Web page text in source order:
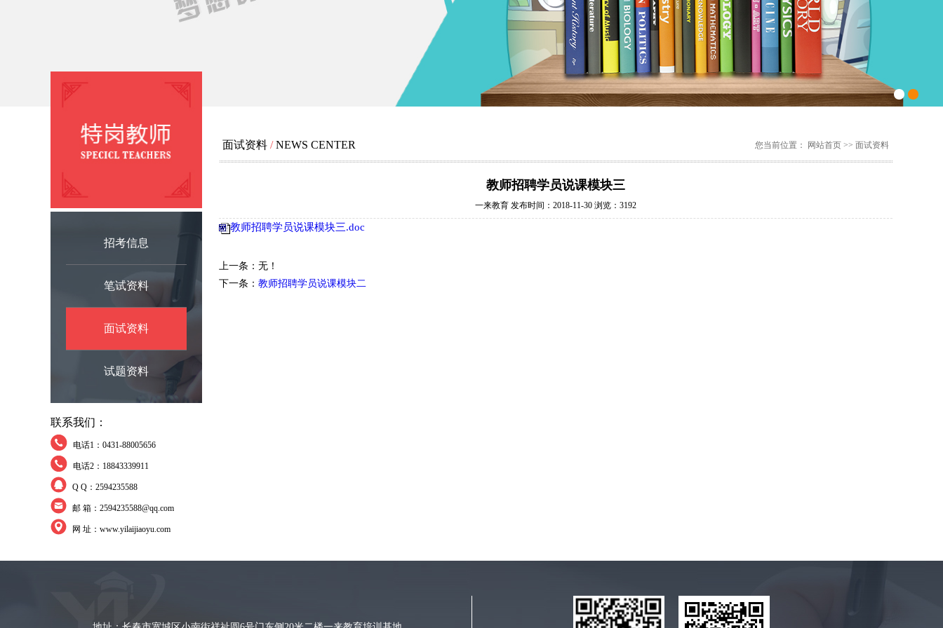
招考信息
笔试资料
面试资料
试题资料
联系我们：
电话1：0431-88005656
电话2：18843339911
Q Q：2594235588
邮 箱：2594235588@qq.com
网 址：www.yilaijiaoyu.com
面试资料 /NEWS CENTER 您当前位置： 网站首页 >> 面试资料
教师招聘学员说课模块三
一来教育 发布时间：2018-11-30 浏览：3192
教师招聘学员说课模块三.doc
上一条：无！
下一条： 教师招聘学员说课模块二